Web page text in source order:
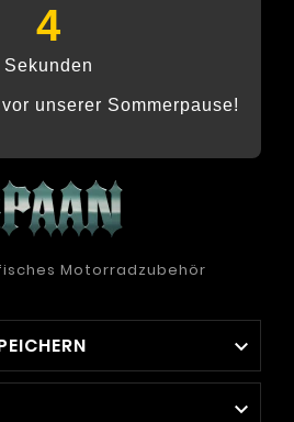
4
Sekunden
unserer Sommerpause!
Motorradzubehör

